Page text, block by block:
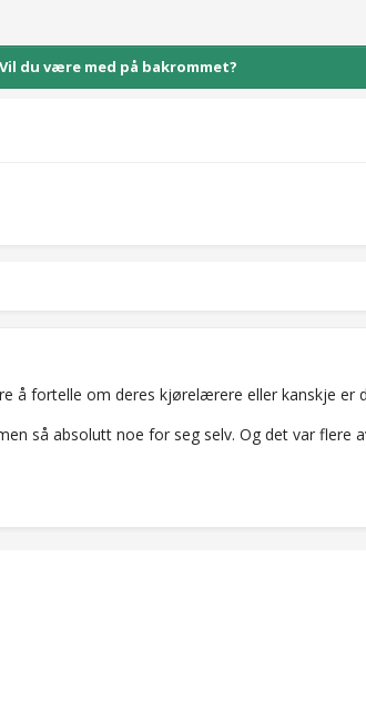
Vil du være med på bakrommet?
å fortelle om deres kjørelærere eller kanskje er
så absolutt noe for seg selv. Og det var flere